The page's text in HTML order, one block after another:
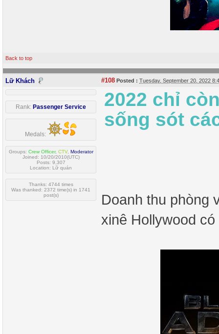
Back to top
Lữ Khách #108 Posted : Tuesday, September 20, 2022
Rank: Passenger Service
Medals:
Groups: Crew Officer, CTV, Moderator
Joined: 10/20/2010(UTC)
Posts: 9,307
Location: Lữ quán
Thanks: 4744 times
Was thanked: 2372 time(s) in 1741
post(s)
2022 chỉ
sống sót
Doanh thu phòng
xinê Hollywood